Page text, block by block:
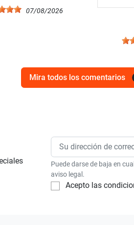
07/08/2026
Mira todos los comentarios
Puede darse de baja en
aviso legal.
Acepto las